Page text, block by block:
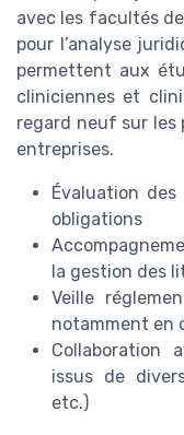
avec les facultés
pour l’analyse
permettent aux
cliniciennes et
regard neuf sur les
entreprises.
Évaluation
obligations
la gestion des
Veille
notamment en
Collaboration
issus de
etc.)